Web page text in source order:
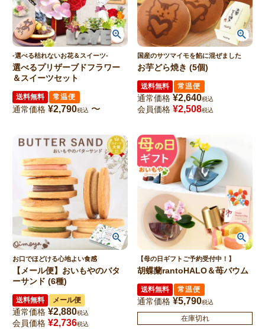
-選べる枯れないお花＆スイーツ-
選べるプリザーブドフラワー
＆スイーツセット
送料無料 常温便
通常価格 ¥2,790税込 〜
国産のサツマイモを餡に混ぜました
お芋どら焼き (5個)
送料無料 常温便
通常価格 ¥2,640税込
会員価格 ¥2,508税込
お口でほどける心地よい食感
【メール便】おいもやのバタ
ーサンド (6種)
送料無料 メール便
通常価格 ¥2,880税込
会員価格 ¥2,736税込
【母の日ギフトご予約受付中！】
胡蝶蘭rantoHALO＆苺バウム
送料無料 常温便
通常価格 ¥5,790税込
在庫切れ